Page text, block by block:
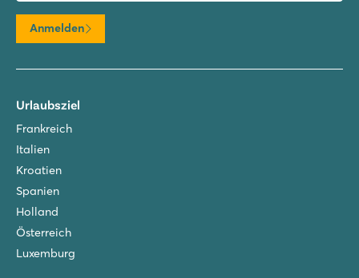
Anmelden
Urlaubsziel
Frankreich
Italien
Kroatien
Spanien
Holland
Österreich
Luxemburg